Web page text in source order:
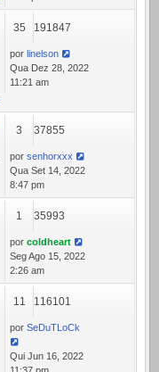
35 191847
por linelson
Qua Dez 28, 2022
11:21 am
3 37855
por senhorxxx
Qua Set 14, 2022
8:47 pm
1 35993
por coldheart
Seg Ago 15, 2022
2:26 am
11 116101
por SeDuTLoCk
Qui Jun 16, 2022